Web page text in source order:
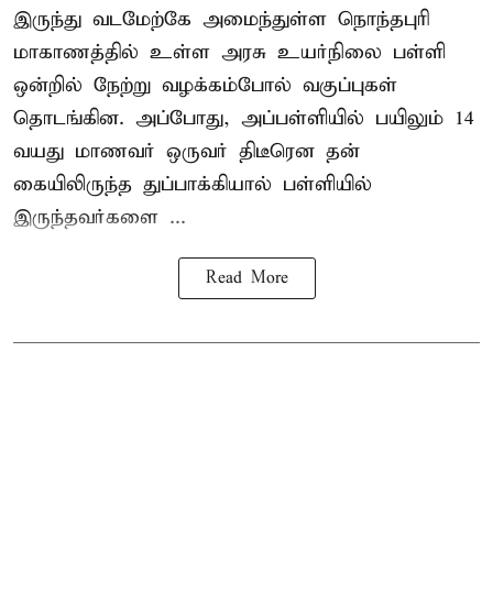
இருந்து வடமேற்கே அமைந்துள்ள நொந்தபுரி
மாகாணத்தில் உள்ள அரசு உயர்நிலை பள்ளி
ஒன்றில் நேற்று வழக்கம்போல் வகுப்புகள்
தொடங்கின. அப்போது, அப்பள்ளியில் பயிலும் 14
வயது மாணவர் ஒருவர் திடீரென தன்
கையிலிருந்த துப்பாக்கியால் பள்ளியில்
இருந்தவர்களை ...
Read More